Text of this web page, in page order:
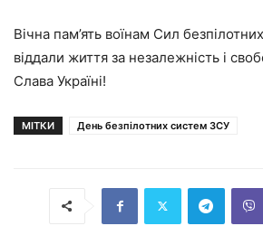
Вічна пам’ять воїнам Сил
віддали життя за незалежність і
Слава Україні!
МІТКИ День безпілотних систем ЗСУ